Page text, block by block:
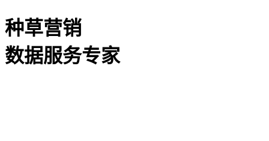
种草营销
数据服务专家